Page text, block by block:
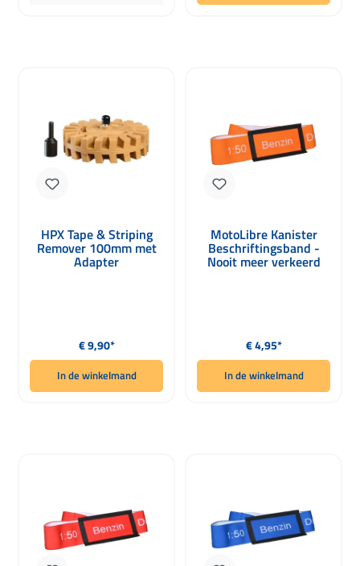
HPX Tape & Striping
Remover 100mm met
Adapter
Normale prijs:
€ 9,90*
In de winkelmand
MotoLibre Kanister
Beschriftingsband -
Nooit meer verkeerd
Normale prijs:
€ 4,95*
In de winkelmand